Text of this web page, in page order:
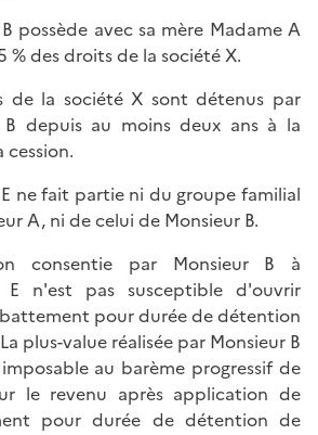
possède avec sa mère Madame A
% des droits de la société X.
de la société X sont détenus par
B depuis au moins deux ans à la
cession.
ne fait partie ni du groupe familial
A, ni de celui de Monsieur B.
consentie par Monsieur B à
E n'est pas susceptible d'ouvrir
pour durée de détention
plus-value réalisée par Monsieur B
au barème progressif de
le revenu après application de
pour durée de détention de